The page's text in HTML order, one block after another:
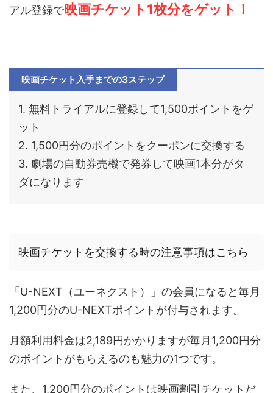
アル登録で映画チケット1枚分をゲット！
映画チケット入手までの3ステップ
1. 無料トライアルに登録して1,500ポイントをゲ
ット
2. 1,500円分のポイントをクーポンに交換する
3. 劇場の⾃動券売機で発券して映画1本分がタ
ダになります
映画チケットを交換する時の注意事項はこちら
「U-NEXT（ユーネクスト）」の会員になると毎月
1,200円分のU-NEXTポイントが付与されます。
月額利用料金は2,189円かかりますが毎月 1,200円分
のポイントがもらえるのも魅力の1つです。
また、1,200円分のポイントは映画割引チケットだ